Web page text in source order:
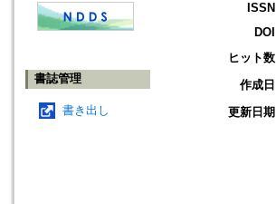
書誌管理
書き出し
ISSN
DOI
ヒット数
作成日
更新日期